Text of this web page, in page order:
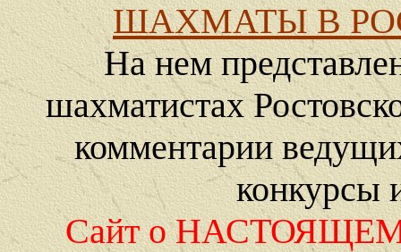
ШАХМАТЫ В
На нем
шахматистах
комментарии
конкурсы
Сайт о